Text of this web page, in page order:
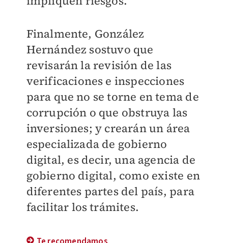
Finalmente, González
Hernández sostuvo que
revisarán la revisión de las
verificaciones e inspecciones
para que no se torne en tema de
corrupción o que obstruya las
inversiones; y crearán un área
especializada de gobierno
digital, es decir, una agencia de
gobierno digital, como existe en
diferentes partes del país, para
facilitar los trámites.